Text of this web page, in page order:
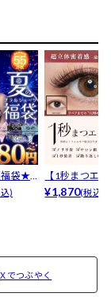
福袋★
点)
【1秒まつエ
リュームタイ
¥1,870(税込)
Ｘでつぶやく